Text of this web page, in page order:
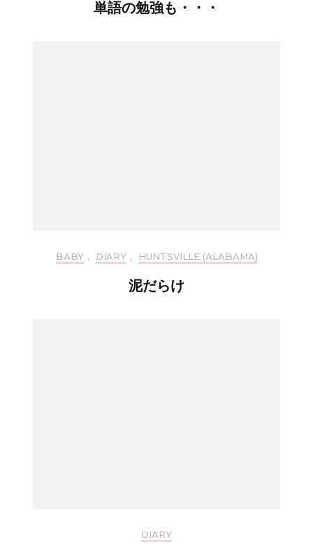
単語の勉強も・・・
BABY , DIARY , HUNTSVILLE (ALABAMA)
泥だらけ
DIARY